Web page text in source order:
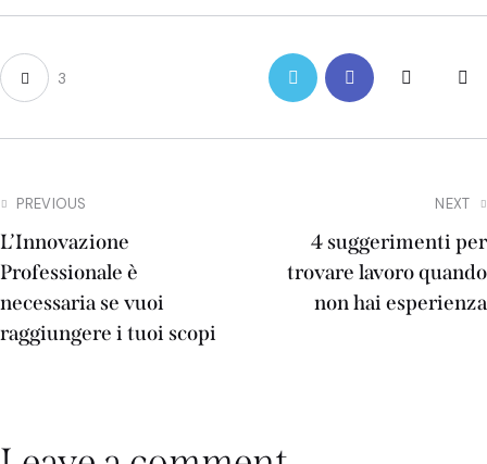
3
Navigazione
articoli
PREVIOUS
L’Innovazione
Professionale è
necessaria se vuoi
raggiungere i tuoi scopi
NEXT
4 suggerimenti per
trovare lavoro quando
non hai esperienza